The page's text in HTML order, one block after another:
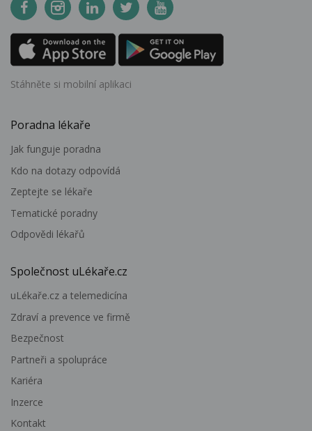
Stáhněte si mobilní aplikaci
Poradna lékaře
Jak funguje poradna
Kdo na dotazy odpovídá
Zeptejte se lékaře
Tematické poradny
Odpovědi lékařů
Společnost uLékaře.cz
uLékaře.cz a telemedicína
Zdraví a prevence ve firmě
Bezpečnost
Partneři a spolupráce
Kariéra
Inzerce
Kontakt